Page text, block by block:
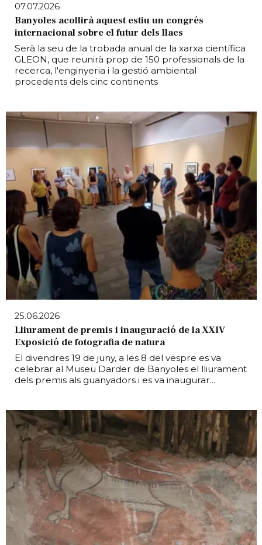
07.07.2026
Banyoles acollirà aquest estiu un congrés
internacional sobre el futur dels llacs
Serà la seu de la trobada anual de la xarxa científica
GLEON, que reunirà prop de 150 professionals de la
recerca, l'enginyeria i la gestió ambiental
procedents dels cinc continents
25.06.2026
Lliurament de premis i inauguració de la XXIV
Exposició de fotografia de natura
El divendres 19 de juny, a les 8 del vespre es va
celebrar al Museu Darder de Banyoles el lliurament
dels premis als guanyadors i es va inaugurar...